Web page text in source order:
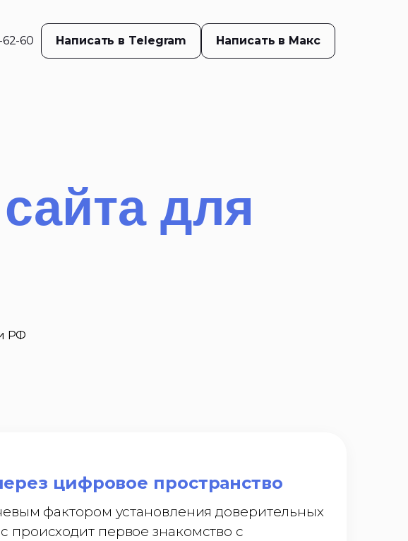
62-60 Написать в Telegram Написать в Макс
для
РФ
цифровое пространство
фактором установления доверительных
первое знакомство с